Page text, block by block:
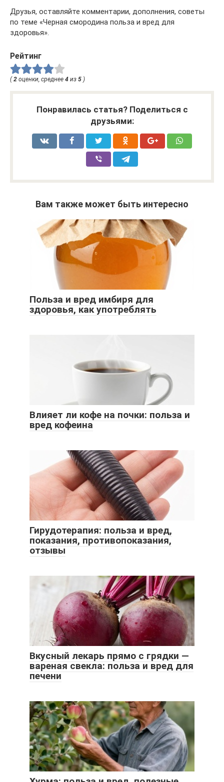
Друзья, оставляйте комментарии, дополнения, советы
по теме «Черная смородина польза и вред для
здоровья».
Рейтинг
( 2 оценки, среднее 4 из 5 )
Понравилась статья? Поделиться с
друзьями:
Вам также может быть интересно
Польза и вред имбиря для
здоровья, как употреблять
Влияет ли кофе на почки: польза и
вред кофеина
Гирудотерапия: польза и вред,
показания, противопоказания,
отзывы
Вкусный лекарь прямо с грядки —
вареная свекла: польза и вред для
печени